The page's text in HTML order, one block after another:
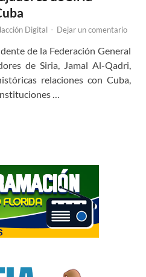
Digital - Dejar un comentario
de la Federación General
de Siria, Jamal Al-Qadri,
relaciones con Cuba,
…